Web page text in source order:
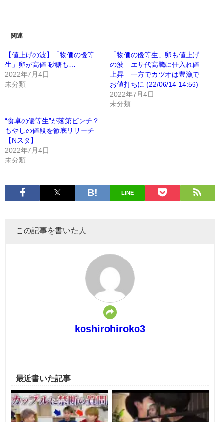
関連
【値上げの波】「物価の優等
生」卵が高値 砂糖も…
2022年7月4日
未分類
「物価の優等生」卵も値上げ
の波 エサ代高騰に仕入れ値
上昇 一方でカツオは豊漁で
お値打ちに (22/06/14 14:56)
2022年7月4日
未分類
“食卓の優等生”が落第ピンチ？
もやしの値段を徹底リサーチ
【Nスタ】
2022年7月4日
未分類
LINE
この記事を書いた人
koshirohiroko3
最近書いた記事